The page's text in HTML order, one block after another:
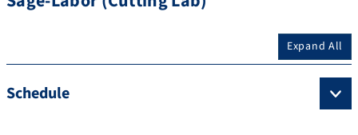
Expand All
Schedule